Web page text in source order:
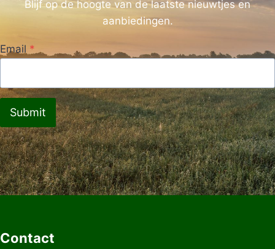
Blijf op de hoogte van de laatste nieuwtjes en
aanbiedingen.
Email *
Submit
Contact